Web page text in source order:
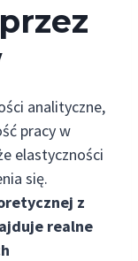
analityczne,
pracy w
elastyczności
się.
z
realne